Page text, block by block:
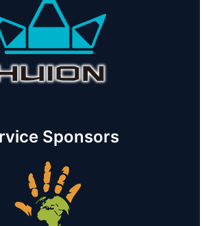
Sponsors